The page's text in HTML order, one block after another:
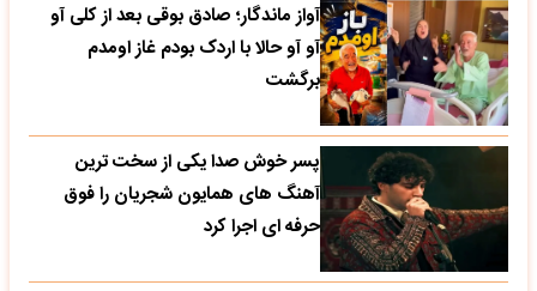
آواز ماندگار؛ صادق بوقی بعد از کلی آو
آو آو حالا با اردک بودم غاز اومدم
برگشت
پسر خوش صدا یکی از سخت ترین
آهنگ های همایون شجریان را فوق
حرفه ای اجرا کرد